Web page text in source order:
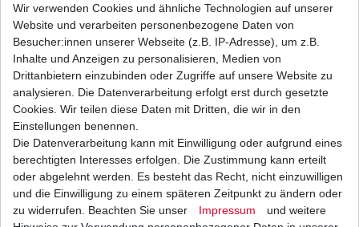
Zündaussetzer werden verhindert.
Das senkt den Schadstoffausstoss
und schont
(wenn vorhanden) den Katalysator
und die Umwelt.
Die Iridium Zündkerzen sichern
´runden´ Motorlauf,
erhöhen das Fahrerlebnis durch
bessere Beschleunigung
und bieten dadurch mehr
Wir verwenden Cookies und ähnliche Technologien auf unserer
Website und verarbeiten personenbezogene Daten von
Besucher:innen unserer Webseite (z.B. IP-Adresse), um z.B.
Inhalte und Anzeigen zu personalisieren, Medien von
Drittanbietern einzubinden oder Zugriffe auf unsere Website zu
analysieren. Die Datenverarbeitung erfolgt erst durch gesetzte
Cookies. Wir teilen diese Daten mit Dritten, die wir in den
Einstellungen benennen.
Die Datenverarbeitung kann mit Einwilligung oder aufgrund eines
berechtigten Interesses erfolgen. Die Zustimmung kann erteilt
oder abgelehnt werden. Es besteht das Recht, nicht einzuwilligen
und die Einwilligung zu einem späteren Zeitpunkt zu ändern oder
zu widerrufen. Beachten Sie unser
Impressum
und weitere